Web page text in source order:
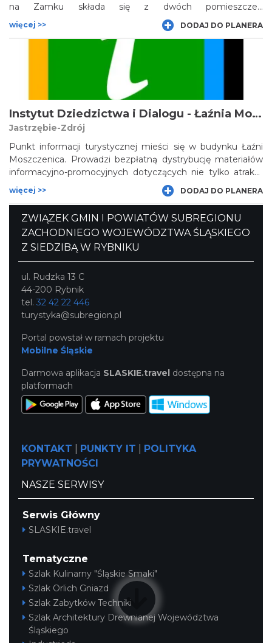
na Zamku składa się z dwóch pomieszczeń
zlokalizowanych na parterze i pierwszym piętrze budynku
bramnego.
więcej >> DODAJ DO PLANERA
Instytut Dziedzictwa i Dialogu - Łaźnia Moszczenica
Jastrzębie-Zdrój
Punkt informacji turystycznej mieści się w budynku Łaźni
Moszczenica. Prowadzi bezpłatną dystrybucję materiałów
informacyjno-promocyjnych dotyczących nie tylko atrakcji
miasta, ale i okolic - włączając w to informacje o Szlaku
Węgla i Stali
więcej >> DODAJ DO PLANERA
ZWIĄZEK GMIN I POWIATÓW SUBREGIONU
ZACHODNIEGO WOJEWÓDZTWA ŚLĄSKIEGO
Z SIEDZIBĄ W RYBNIKU
ul. Rudzka 13 C
44-200 Rybnik
tel. 32 42 22 446
turystyka@subregion.pl
Portal powstał w ramach projektu
Mobilne Śląskie
Darmowa aplikacja SLASKIE.travel dostępna na
platformach
KONTAKT PUNKTY IT
POLITYKA
PRYWATNOŚCI
NASZE SERWISY
Serwis Główny
SLASKIE.travel
Tematyczne
Szlak Kulinarny "Śląskie Smaki"
Szlak Orlich Gniazd
Szlak Zabytków Techniki
Szlak Architektury Drewnianej Województwa
Śląskiego